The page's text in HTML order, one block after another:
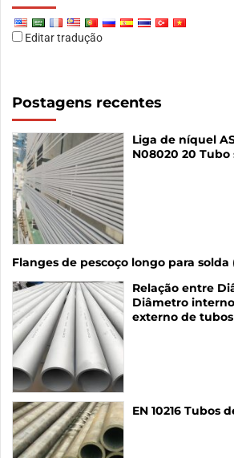
Editar tradução
Postagens recentes
Liga de níquel
N08020 20 Tubo
Flanges de pescoço longo para solda
Relação entre
Diâmetro
externo de
EN 10216 Tubos